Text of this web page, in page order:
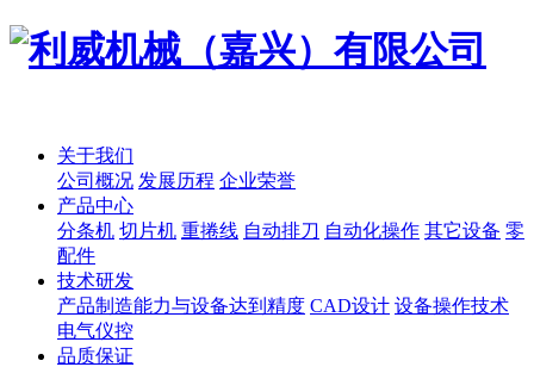
关于我们
公司概况 发展历程 企业荣誉
产品中心
分条机 切片机 重捲线 自动排刀 自动化操作 其它设备 零
配件
技术研发
产品制造能力与设备达到精度 CAD设计 设备操作技术
电气仪控
品质保证